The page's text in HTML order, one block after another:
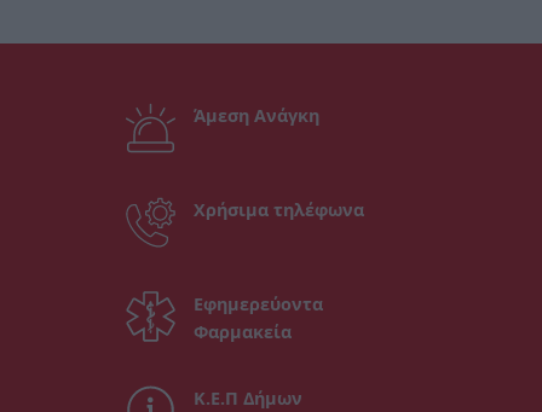
Άμεση Ανάγκη
Χρήσιμα τηλέφωνα
Εφημερεύοντα
Φαρμακεία
Κ.Ε.Π Δήμων